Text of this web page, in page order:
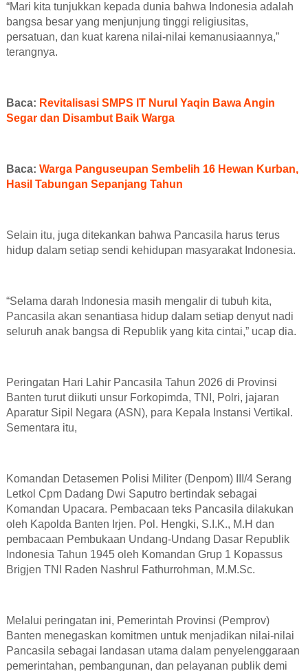
“Mari kita tunjukkan kepada dunia bahwa Indonesia adalah
bangsa besar yang menjunjung tinggi religiusitas,
persatuan, dan kuat karena nilai-nilai kemanusiaannya,”
terangnya.
Baca: Revitalisasi SMPS IT Nurul Yaqin Bawa Angin
Segar dan Disambut Baik Warga
Baca: Warga Panguseupan Sembelih 16 Hewan Kurban,
Hasil Tabungan Sepanjang Tahun
Selain itu, juga ditekankan bahwa Pancasila harus terus
hidup dalam setiap sendi kehidupan masyarakat Indonesia.
“Selama darah Indonesia masih mengalir di tubuh kita,
Pancasila akan senantiasa hidup dalam setiap denyut nadi
seluruh anak bangsa di Republik yang kita cintai,” ucap dia.
Peringatan Hari Lahir Pancasila Tahun 2026 di Provinsi
Banten turut diikuti unsur Forkopimda, TNI, Polri, jajaran
Aparatur Sipil Negara (ASN), para Kepala Instansi Vertikal.
Sementara itu,
Komandan Detasemen Polisi Militer (Denpom) III/4 Serang
Letkol Cpm Dadang Dwi Saputro bertindak sebagai
Komandan Upacara. Pembacaan teks Pancasila dilakukan
oleh Kapolda Banten Irjen. Pol. Hengki, S.I.K., M.H dan
pembacaan Pembukaan Undang-Undang Dasar Republik
Indonesia Tahun 1945 oleh Komandan Grup 1 Kopassus
Brigjen TNI Raden Nashrul Fathurrohman, M.M.Sc.
Melalui peringatan ini, Pemerintah Provinsi (Pemprov)
Banten menegaskan komitmen untuk menjadikan nilai-nilai
Pancasila sebagai landasan utama dalam penyelenggaraan
pemerintahan, pembangunan, dan pelayanan publik demi